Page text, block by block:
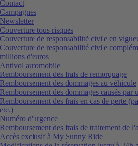
Contact
Campagnes
Newsletter
Couverture tous risques
Couverture de responsabilité civile en
Couverture de responsabilité civile
millions d'euros
Antivol automobile
Remboursement des frais de remorquage
Remboursement des dommages au véhicule
Remboursement des dommages causés par
Remboursement des frais en cas de perte
etc.)
Numéro d'urgence
Remboursement des frais de traitement de
Accès exclusif à My Sunny Ride